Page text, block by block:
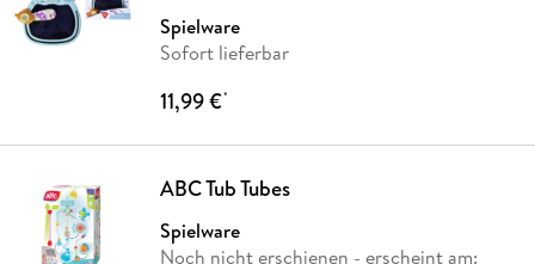
Spielware
Sofort lieferbar
11,99 €*
ABC Tub Tubes
Spielware
Noch nicht erschienen - erscheint am: